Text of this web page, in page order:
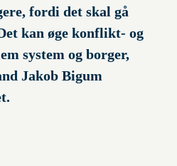
fordi det skal gå
kan øge konflikt- og
system og borger,
Jakob Bigum